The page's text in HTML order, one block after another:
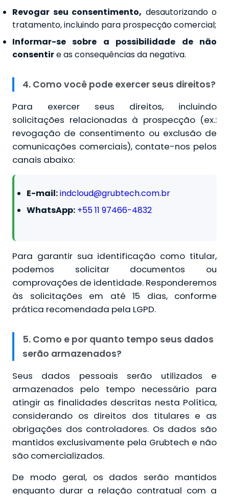
Revogar seu consentimento, desautorizando o
tratamento, incluindo para prospecção comercial;
Informar-se sobre a possibilidade de não
consentire as consequências da negativa.
4. Como você pode exercer seus direitos?
Para exercer seus direitos, incluindo
solicitações relacionadas à prospecção (ex.:
revogação de consentimento ou exclusão de
comunicações comerciais), contate-nos pelos
canais abaixo:
E-mail:indcloud@grubtech.com.br
WhatsApp: +55 11 97466-4832
Para garantir sua identificação como titular,
podemos solicitar documentos ou
comprovações de identidade. Responderemos
às solicitações em até 15 dias, conforme
prática recomendada pela LGPD.
5. Como e por quanto tempo seus dados
serão armazenados?
Seus dados pessoais serão utilizados e
armazenados pelo tempo necessário para
atingir as finalidades descritas nesta Política,
considerando os direitos dos titulares e as
obrigações dos controladores. Os dados são
mantidos exclusivamente pela Grubtech e não
são comercializados.
De modo geral, os dados serão mantidos
enquanto durar a relação contratual com a